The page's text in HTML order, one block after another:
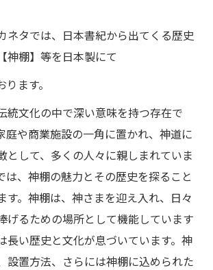
ネタでは、日本書紀から出てくる歴史
神棚】等を日本製にて
ます。
統文化の中で深い意味を持つ存在で
庭や商業施設の一角に置かれ、神道に
として、多くの人々に親しまれていま
は、神棚の魅力とその歴史を探ること
す。神棚は、神さまを迎え入れ、日々
げるための場所として機能しています
長い歴史と文化が息づいています。神
設置方法、さらには神棚に込められた